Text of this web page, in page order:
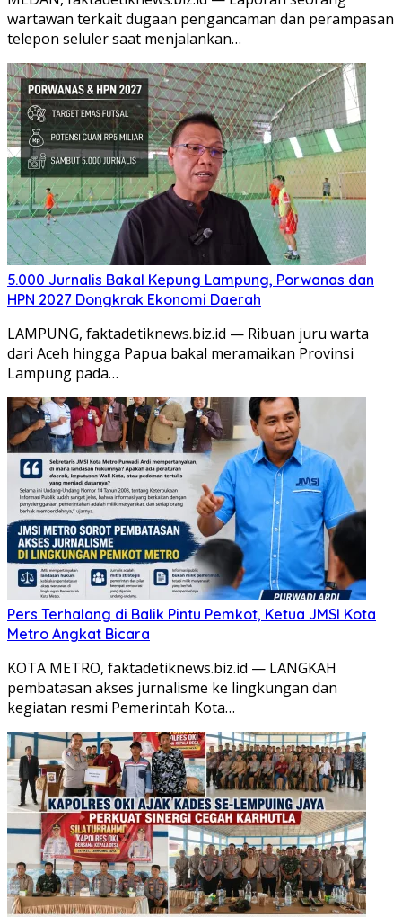
wartawan terkait dugaan pengancaman dan perampasan
telepon seluler saat menjalankan…
5.000 Jurnalis Bakal Kepung Lampung, Porwanas dan
HPN 2027 Dongkrak Ekonomi Daerah
LAMPUNG, faktadetiknews.biz.id — Ribuan juru warta
dari Aceh hingga Papua bakal meramaikan Provinsi
Lampung pada…
Pers Terhalang di Balik Pintu Pemkot, Ketua JMSI Kota
Metro Angkat Bicara
KOTA METRO, faktadetiknews.biz.id — LANGKAH
pembatasan akses jurnalisme ke lingkungan dan
kegiatan resmi Pemerintah Kota…